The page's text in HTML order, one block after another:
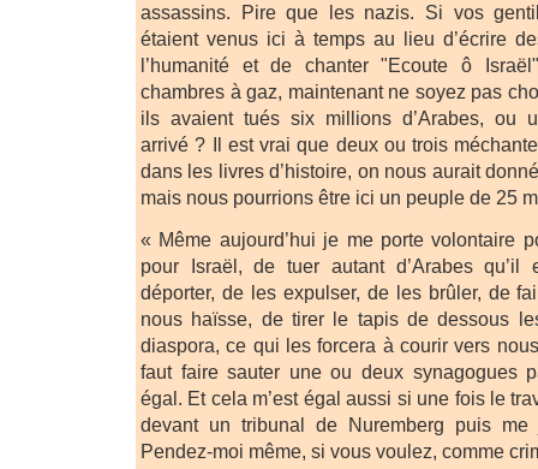
assassins. Pire que les nazis. Si vos
étaient venus ici à temps au lieu d’écrire
l’humanité et de chanter "Ecoute ô
chambres à gaz, maintenant ne soyez pas
ils avaient tués six millions d’Arabes, ou
arrivé ? Il est vrai que deux ou trois
dans les livres d’histoire, on nous aurait
mais nous pourrions être ici un peuple de 25
« Même aujourd’hui je me porte volontaire
pour Israël, de tuer autant d’Arabes qu’il
déporter, de les expulser, de les brûler, de
nous haïsse, de tirer le tapis de dessous
diaspora, ce qui les forcera à courir vers
faut faire sauter une ou deux synagogues
égal. Et cela m’est égal aussi si une fois le
devant un tribunal de Nuremberg puis
Pendez-moi même, si vous voulez, comme